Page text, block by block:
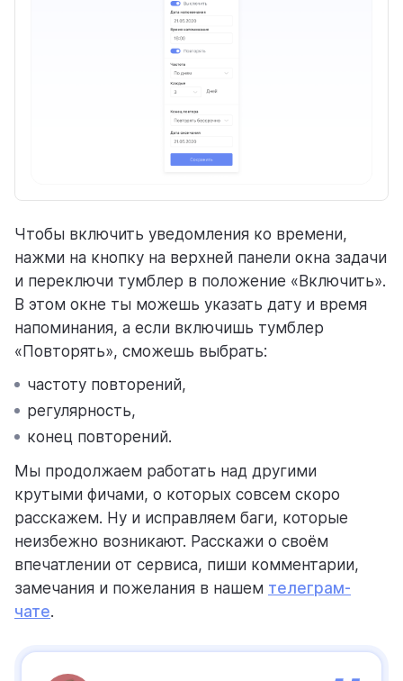
Чтобы включить уведомления ко времени,
нажми на кнопку на верхней панели окна задачи
и переключи тумблер в положение «Включить».
В этом окне ты можешь указать дату и время
напоминания, а если включишь тумблер
«Повторять», сможешь выбрать:
частоту повторений,
регулярность,
конец повторений.
Мы продолжаем работать над другими
крутыми фичами, о которых совсем скоро
расскажем. Ну и исправляем баги, которые
неизбежно возникают. Расскажи о своём
впечатлении от сервиса, пиши комментарии,
замечания и пожелания в нашем телеграм-
чате.